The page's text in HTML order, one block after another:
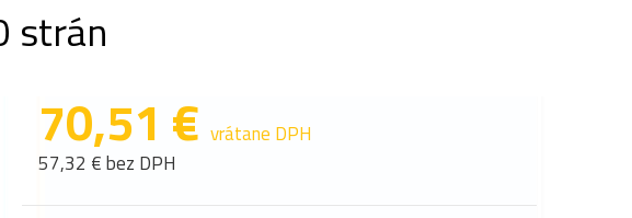
strán
70,51 € vrátane DPH
57,32 € bez DPH